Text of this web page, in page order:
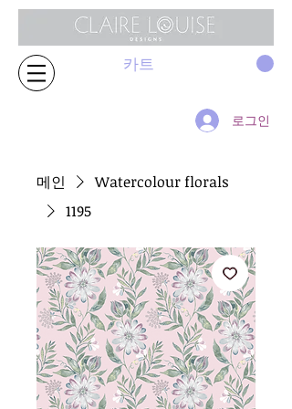
카트
로그인
메인
Watercolour florals
1195